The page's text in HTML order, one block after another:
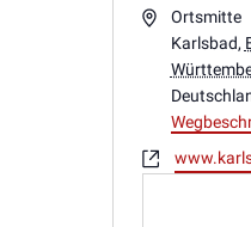
AdresseOrtsmitte
Karlsbad,
Webseite